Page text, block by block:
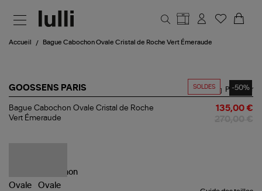
Accueil Bague Cabochon Ovale Cristal de Roche Vert Émeraude
SOLDES -50%
GOOSSENS PARIS
Bague
Cabochon
Partager
Bague Cabochon Ovale Cristal de Roche
Vert Émeraude
135,00 €